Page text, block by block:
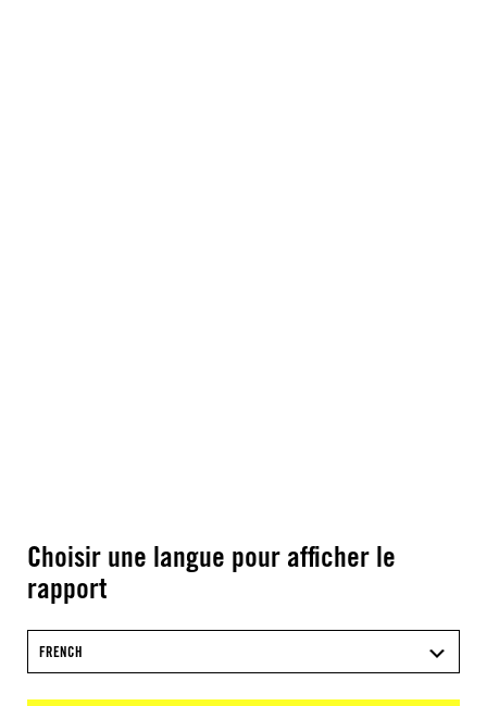
Choisir une langue pour afficher le
rapport
FRENCH